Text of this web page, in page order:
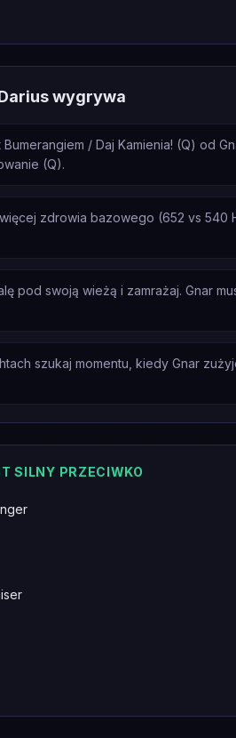
wygrywa
Bumerangiem / Daj Kamienia! (Q) od
(Q).
zdrowia bazowego (652 vs 540
pod swoją wieżą i zamrażaj. Gnar
szukaj momentu, kiedy Gnar
SILNY PRZECIWKO